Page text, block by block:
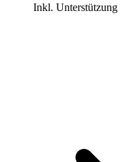
Inkl. Unterstützung